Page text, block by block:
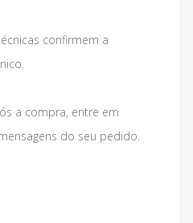
confirmem a
a compra, entre em
do seu pedido.